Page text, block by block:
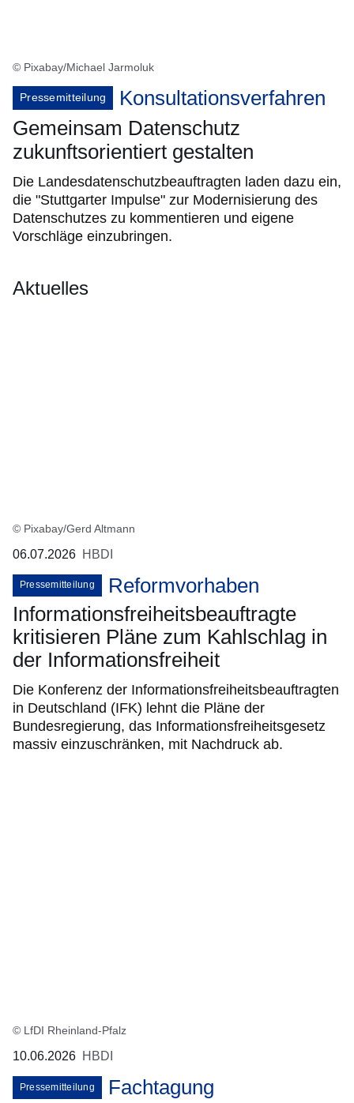
© Pixabay/Michael Jarmoluk
Pressemitteilung
Konsultationsverfahren
Gemeinsam Datenschutz
zukunftsorientiert gestalten
Die Landesdatenschutzbeauftragten laden dazu ein,
die "Stuttgarter Impulse" zur Modernisierung des
Datenschutzes zu kommentieren und eigene
Vorschläge einzubringen.
Aktuelles
© Pixabay/Gerd Altmann
06.07.2026 HBDI
Pressemitteilung
Reformvorhaben
Informationsfreiheitsbeauftragte
kritisieren Pläne zum Kahlschlag in
der Informationsfreiheit
Die Konferenz der Informationsfreiheitsbeauftragten
in Deutschland (IFK) lehnt die Pläne der
Bundesregierung, das Informationsfreiheitsgesetz
massiv einzuschränken, mit Nachdruck ab.
© LfDI Rheinland-Pfalz
10.06.2026 HBDI
Pressemitteilung
Fachtagung